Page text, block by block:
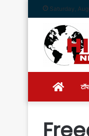
Saturday,
Home